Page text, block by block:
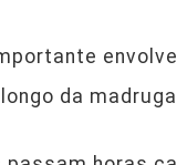
envolve
da